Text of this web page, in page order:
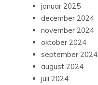
januar 2025
december 2024
november 2024
oktober 2024
september 2024
august 2024
juli 2024